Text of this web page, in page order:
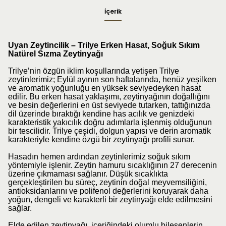
İçerik
Uyan Zeytincilik – Trilye Erken Hasat, Soğuk Sıkım
Natürel Sızma Zeytinyağı
Trilye’nin özgün iklim koşullarında yetişen Trilye
zeytinlerimiz; Eylül ayının son haftalarında, henüz yeşilken
ve aromatik yoğunluğu en yüksek seviyedeyken hasat
edilir. Bu erken hasat yaklaşımı, zeytinyağının doğallığını
ve besin değerlerini en üst seviyede tutarken, tattığınızda
dil üzerinde bıraktığı kendine has acılık ve genizdeki
karakteristik yakıcılık doğru adımlarla işlenmiş olduğunun
bir tescilidir. Trilye çeşidi, dolgun yapısı ve derin aromatik
karakteriyle kendine özgü bir zeytinyağı profili sunar.
Hasadın hemen ardından zeytinlerimiz soğuk sıkım
yöntemiyle işlenir. Zeytin hamuru sıcaklığının 27 derecenin
üzerine çıkmaması sağlanır. Düşük sıcaklıkta
gerçekleştirilen bu süreç, zeytinin doğal meyvemsiliğini,
antioksidanlarını ve polifenol değerlerini koruyarak daha
yoğun, dengeli ve karakterli bir zeytinyağı elde edilmesini
sağlar.